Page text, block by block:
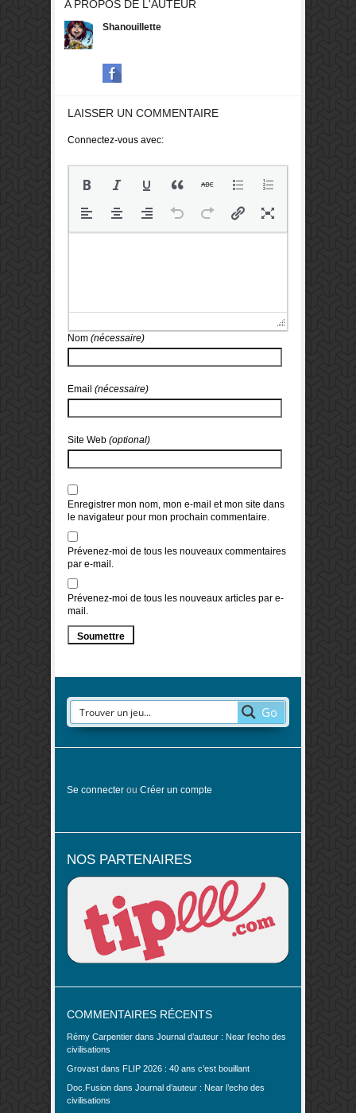
A PROPOS DE L'AUTEUR
Shanouillette
LAISSER UN COMMENTAIRE
Connectez-vous avec:
Nom (nécessaire)
Email (nécessaire)
Site Web (optional)
Enregistrer mon nom, mon e-mail et mon site dans
le navigateur pour mon prochain commentaire.
Prévenez-moi de tous les nouveaux commentaires
par e-mail.
Prévenez-moi de tous les nouveaux articles par e-
mail.
Go
Se connecter ou Créer un compte
NOS PARTENAIRES
COMMENTAIRES RÉCENTS
Rémy Carpentier dans Journal d’auteur : Near l’echo des
civilisations
Grovast dans FLIP 2026 : 40 ans c’est bouillant
Doc.Fusion dans Journal d’auteur : Near l’echo des
civilisations